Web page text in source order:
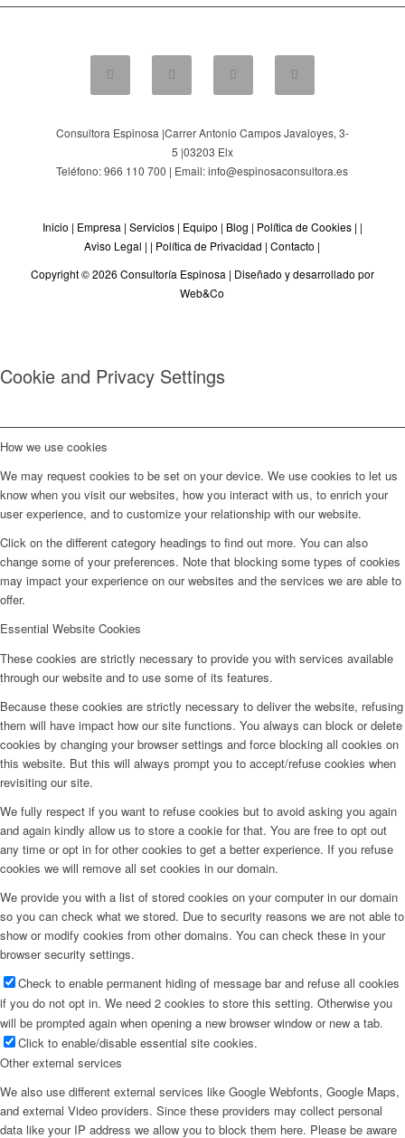
Consultora Espinosa |Carrer Antonio Campos Javaloyes, 3-
5 |03203 Elx
Teléfono: 966 110 700 | Email: info@espinosaconsultora.es
Inicio | Empresa | Servicios| Equipo | Blog | Política de Cookies| |
Aviso Legal | | Política de Privacidad |Contacto |
Copyright © 2026 Consultoría Espinosa | Diseñado y desarrollado por
Web&Co
Cookie and Privacy Settings
How we use cookies
We may request cookies to be set on your device. We use cookies to let us
know when you visit our websites, how you interact with us, to enrich your
user experience, and to customize your relationship with our website.
Click on the different category headings to find out more. You can also
change some of your preferences. Note that blocking some types of cookies
may impact your experience on our websites and the services we are able to
offer.
Essential Website Cookies
These cookies are strictly necessary to provide you with services available
through our website and to use some of its features.
Because these cookies are strictly necessary to deliver the website, refusing
them will have impact how our site functions. You always can block or delete
cookies by changing your browser settings and force blocking all cookies on
this website. But this will always prompt you to accept/refuse cookies when
revisiting our site.
We fully respect if you want to refuse cookies but to avoid asking you again
and again kindly allow us to store a cookie for that. You are free to opt out
any time or opt in for other cookies to get a better experience. If you refuse
cookies we will remove all set cookies in our domain.
We provide you with a list of stored cookies on your computer in our domain
so you can check what we stored. Due to security reasons we are not able to
show or modify cookies from other domains. You can check these in your
browser security settings.
Check to enable permanent hiding of message bar and refuse all cookies
if you do not opt in. We need 2 cookies to store this setting. Otherwise you
will be prompted again when opening a new browser window or new a tab.
Click to enable/disable essential site cookies.
Other external services
We also use different external services like Google Webfonts, Google Maps,
and external Video providers. Since these providers may collect personal
data like your IP address we allow you to block them here. Please be aware